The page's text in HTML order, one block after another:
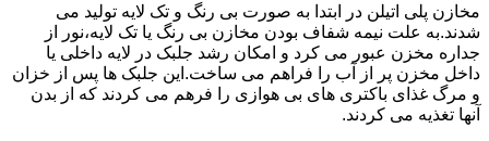
مخازن پلی اتیلن در ابتدا به صورت بی رنگ و تک لایه تولید می
شدند.به علت نیمه شفاف بودن مخازن بی رنگ یا تک لایه،نور از
جداره مخزن عبور می کرد و امکان رشد جلبک در لایه داخلی یا
داخل مخزن پر از آب را فراهم می ساخت.این جلبک ها پس از خزان
و مرگ غذای باکتری های بی هوازی را فرهم می کردند که از بدن
آنها تغذیه می کردند.